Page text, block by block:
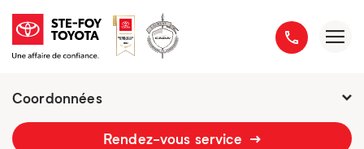
Coordonnées
Présentement ouvert jusqu'à 18h
Rendez-vous service